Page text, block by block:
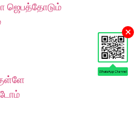
×
ஜெபத்தோடும்